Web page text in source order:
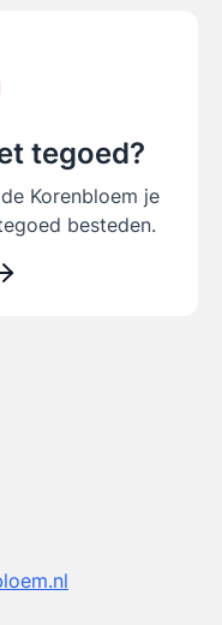
tegoed?
Korenbloem je
besteden.